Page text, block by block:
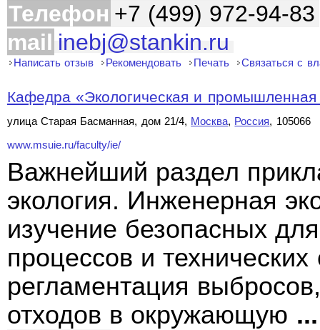
Телефон +7 (499) 972-94-83
mail inebj@stankin.ru
Написать отзыв Рекомендовать Печать Связаться с
Кафедра «Экологическая и промышленная
улица Старая Басманная, дом 21/4, Москва, Россия, 105066
www.msuie.ru/faculty/ie/
Важнейший раздел
экология. Инженерная
изучение безопасных
процессов и
регламентация
отходов в окружающую ...